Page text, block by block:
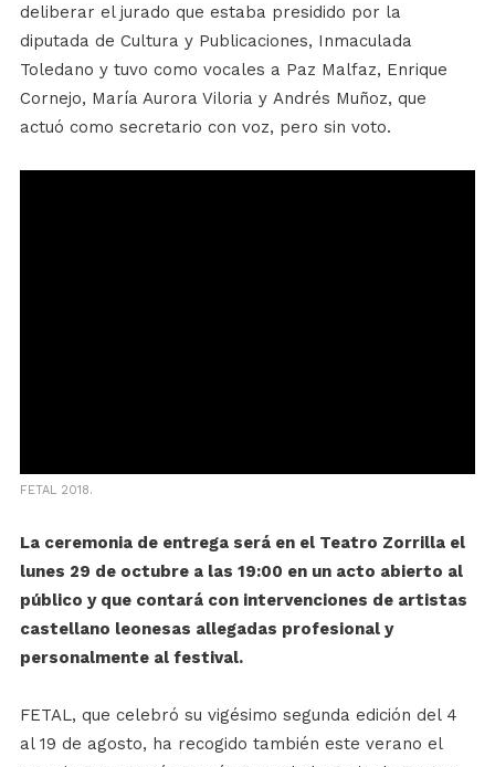
deliberar el jurado que estaba presidido por la
diputada de Cultura y Publicaciones, Inmaculada
Toledano y tuvo como vocales a Paz Malfaz, Enrique
Cornejo, María Aurora Viloria y Andrés Muñoz, que
actuó como secretario con voz, pero sin voto.
FETAL 2018.
La ceremonia de entrega será en el Teatro Zorrilla el
lunes 29 de octubre a las 19:00 en un acto abierto al
público y que contará con intervenciones de artistas
castellano leonesas allegadas profesional y
personalmente al festival.
FETAL, que celebró su vigésimo segunda edición del 4
al 19 de agosto, ha recogido también este verano el